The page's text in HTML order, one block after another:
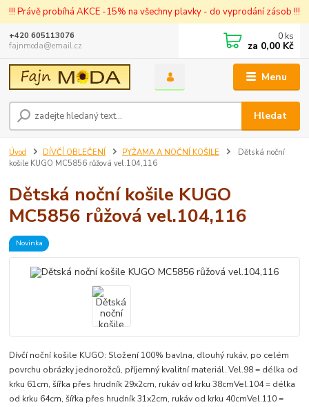
!!! Právě probíhá AKCE -15% na všechny plavky - do vyprodání zásob !!!
Menu
Hledat
+420 605113076
fajnmoda@email.cz
0 ks
za 0,00 Kč
Úvod DÍVČÍ OBLEČENÍ PYŽAMA A NOČNÍ KOŠILE
Dětská noční
košile KUGO MC5856 růžová vel.104,116
Dětská noční košile KUGO
MC5856 růžová vel.104,116
Novinka
Dívčí noční košile KUGO: Složení 100% bavlna, dlouhý rukáv, po celém
povrchu obrázky jednorožců, příjemný kvalitní materiál. Vel.98 = délka od
krku 61cm, šířka přes hrudník 29x2cm, rukáv od krku 38cmVel.104 = délka
od krku 64cm, šířka přes hrudník 31x2cm, rukáv od krku 40cmVel.110 =